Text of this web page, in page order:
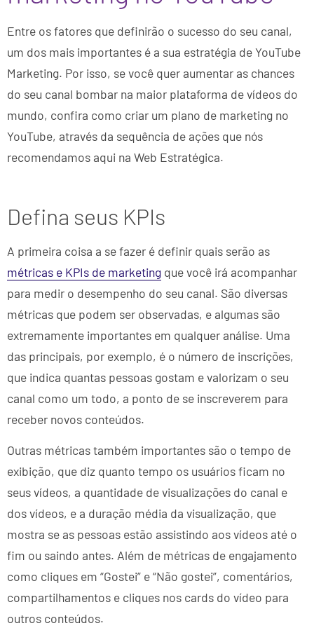
Entre os fatores que definirão o sucesso do seu canal,
um dos mais importantes é a sua estratégia de YouTube
Marketing. Por isso, se você quer aumentar as chances
do seu canal bombar na maior plataforma de vídeos do
mundo, confira como criar um plano de marketing no
YouTube, através da sequência de ações que nós
recomendamos aqui na Web Estratégica.
Defina seus KPIs
A primeira coisa a se fazer é definir quais serão as
métricas e KPIs de marketing que você irá acompanhar
para medir o desempenho do seu canal. São diversas
métricas que podem ser observadas, e algumas são
extremamente importantes em qualquer análise. Uma
das principais, por exemplo, é o número de inscrições,
que indica quantas pessoas gostam e valorizam o seu
canal como um todo, a ponto de se inscreverem para
receber novos conteúdos.
Outras métricas também importantes são o tempo de
exibição, que diz quanto tempo os usuários ficam no
seus vídeos, a quantidade de visualizações do canal e
dos vídeos, e a duração média da visualização, que
mostra se as pessoas estão assistindo aos vídeos até o
fim ou saindo antes. Além de métricas de engajamento
como cliques em “Gostei” e “Não gostei”, comentários,
compartilhamentos e cliques nos cards do vídeo para
outros conteúdos.